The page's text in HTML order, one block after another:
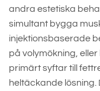
andra estetiska
simultant bygga
injektionsbaserade
på volymökning,
primärt syftar till
heltäckande lösning.